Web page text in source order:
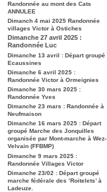
Randonnée au mont des Cats
ANNULEE
Dimanch 4 mai 2025 Randonnée
villages Victor à Ostiches
Dimanche 27 avril 2025 :
Randonnée Luc
Dimanche 13 avril : Départ groupé
Ecaussines
Dimanche 6 avril 2025 :
Randonnée Victor à Ormeignies
Dimanche 30 mars 2025 :
Randonnée Yves
Dimanche 23 mars : Randonnée à
Neufmaison
Dimanche 16 mars 2025 : Départ
groupé Marche des Jonquilles
organisée par Mont-marche à Wez-
Velvain (FFBMP)
Dimanche 9 mars 2025 :
Randonnée Villages Victor
Dimanche 23/02 : Départ groupé
marche fédérale des ’Roitelets’ à
Ladeuze.